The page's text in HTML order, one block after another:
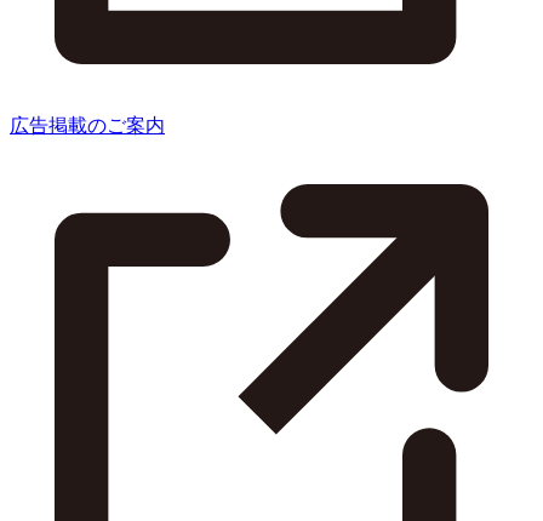
広告掲載のご案内